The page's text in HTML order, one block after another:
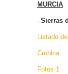
MURCIA
–Sierras
Listado
Crónica
Fotos 1